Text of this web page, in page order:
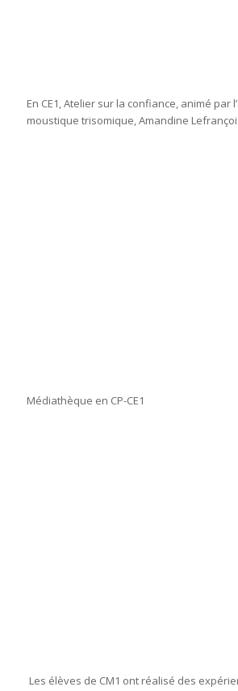
En CE1, Atelier sur la confiance, animé par
moustique trisomique, Amandine
Médiathèque en CP-CE1
Les élèves de CM1 ont réalisé des